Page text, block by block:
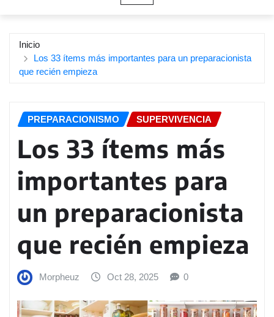
Inicio
Los 33 ítems más importantes para un preparacionista
que recién empieza
PREPARACIONISMO SUPERVIVENCIA
Los 33 ítems más
importantes para
un preparacionista
que recién empieza
Morpheuz Oct 28, 2025 0